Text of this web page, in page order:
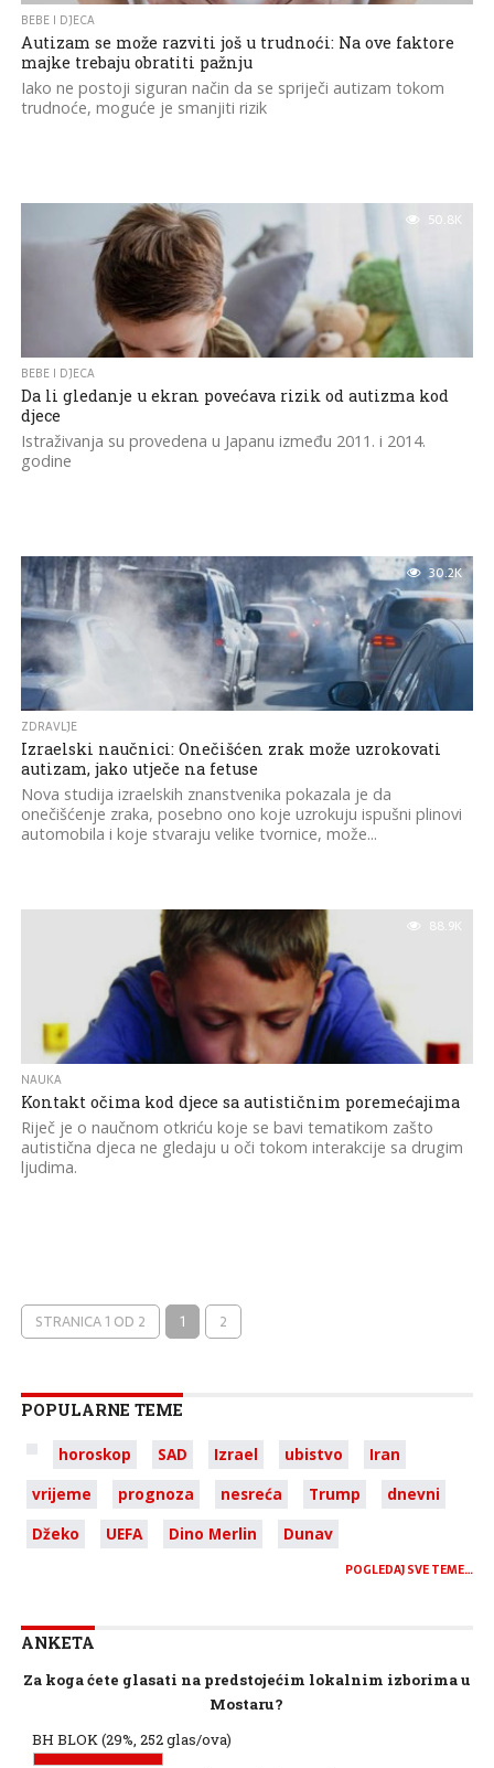
BEBE I DJECA
Autizam se može razviti još u trudnoći: Na ove faktore
majke trebaju obratiti pažnju
Iako ne postoji siguran način da se spriječi autizam tokom
trudnoće, moguće je smanjiti rizik
50.8K
BEBE I DJECA
Da li gledanje u ekran povećava rizik od autizma kod
djece
Istraživanja su provedena u Japanu između 2011. i 2014.
godine
30.2K
ZDRAVLJE
Izraelski naučnici: Onečišćen zrak može uzrokovati
autizam, jako utječe na fetuse
Nova studija izraelskih znanstvenika pokazala je da
onečišćenje zraka, posebno ono koje uzrokuju ispušni plinovi
automobila i koje stvaraju velike tvornice, može...
88.9K
NAUKA
Kontakt očima kod djece sa autističnim poremećajima
Riječ je o naučnom otkriću koje se bavi tematikom zašto
autistična djeca ne gledaju u oči tokom interakcije sa drugim
ljudima.
STRANICA 1 OD 2 1 2
POPULARNE TEME
horoskop SAD Izrael ubistvo
Iran
vrijeme
prognoza nesreća Trump
dnevni
Džeko
UEFA Dino Merlin Dunav
POGLEDAJ SVE TEME…
ANKETA
Za koga ćete glasati na predstojećim lokalnim izborima u
Mostaru?
BH BLOK(29%, 252 glas/ova)